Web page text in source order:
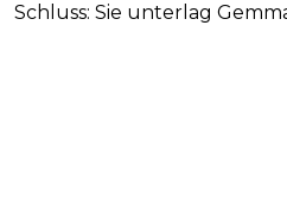
Schluss: Sie unterlag